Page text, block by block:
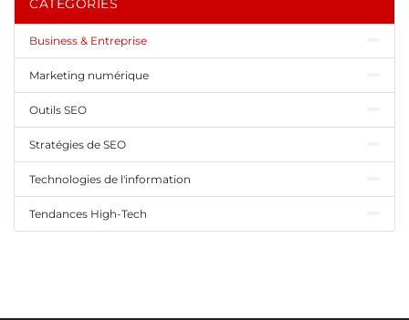
CATÉGORIES
Business & Entreprise
Marketing numérique
Outils SEO
Stratégies de SEO
Technologies de l'information
Tendances High-Tech